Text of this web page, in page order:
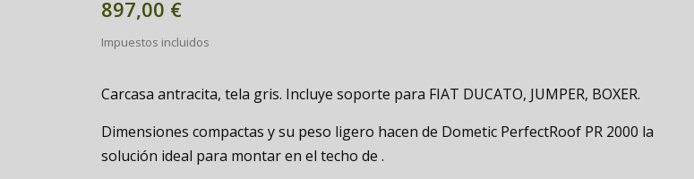
897,00 €
Impuestos incluidos
Carcasa antracita, tela gris. Incluye soporte para FIAT DUCATO, JUMPER, BOXER.
Dimensiones compactas y su peso ligero hacen de Dometic PerfectRoof PR 2000 la
solución ideal para montar en el techo de .